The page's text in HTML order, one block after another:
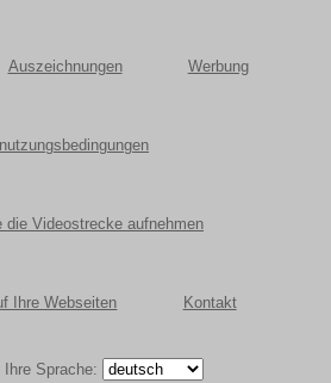
Auszeichnungen Werbung
die Videostrecke aufnehmen
Ihre Webseiten Kontakt
Sprache: